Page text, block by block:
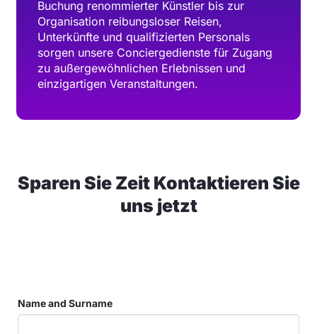
Buchung renommierter Künstler bis zur
Organisation reibungsloser Reisen,
Unterkünfte und qualifizierten Personals
sorgen unsere Conciergedienste für Zugang
zu außergewöhnlichen Erlebnissen und
einzigartigen Veranstaltungen.
Sparen Sie Zeit Kontaktieren Sie
uns jetzt
Name and Surname